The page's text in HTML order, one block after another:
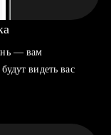
— вам
видеть вас